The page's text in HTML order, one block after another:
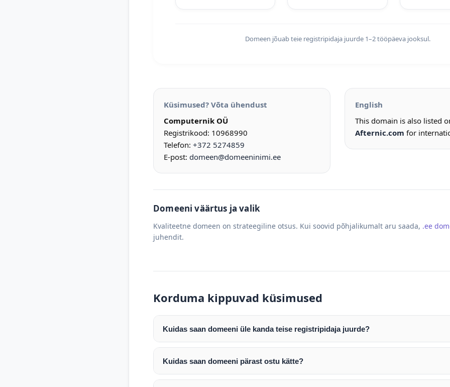
Domeen jõuab teie registripidaja juurde 1–2 tööpäeva jooksul.
Küsimused? Võta ühendust
Computernik OÜ
Registrikood: 10968990
Telefon: +372 5274859
E-post: domeen@domeeninimi.ee
English
This domain is also listed
Afternic.com for
Domeeni väärtus ja valik
Kvaliteetne domeen on strateegiline otsus. Kui soovid põhjalikumalt aru saada, .ee
juhendit.
Korduma kippuvad küsimused
Kuidas saan domeeni üle kanda teise registripidaja juurde?
Pärast makse laekumist edastame teile domeeni AUTH (EPP) koodi. Selle abil saate
enda valitud registripidaja juurde.
Domeeni ülekandmine toimub registripidajate vahelise protsessina ning võib võtta
Kuidas saan domeeni pärast ostu kätte?
Pärast ostu vormistamist väljastame arve. Maksekinnituse järel edastame teile